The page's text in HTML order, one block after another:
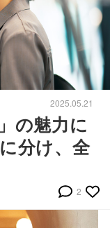
2025.05.21
の魅力に
分け、全
2